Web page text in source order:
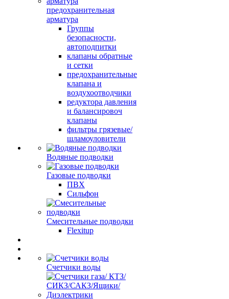
предохранительная
арматура
Группы
безопасности,
автоподпитки
клапаны обратные
и сетки
предохранительные
клапана и
воздухоотводчики
редуктора давления
и балансировоч
клапаны
фильтры грязевые/
шламоуловители
Водяные подводки
Газовые подводки
ПВХ
Сильфон
Смесительные подводки
Flexitup
Счетчики воды